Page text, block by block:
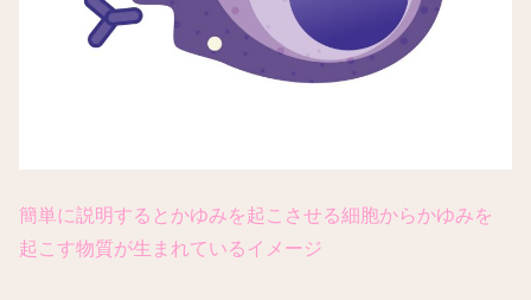
簡単に説明するとかゆみを起こさせる細胞からかゆみを
起こす物質が生まれているイメージ